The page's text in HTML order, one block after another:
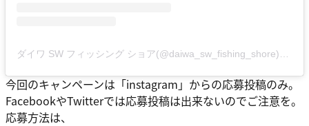
ダイワ SW フィッシング ショア(@daiwa_sw_fishing_shore)がシェアした投稿
今回のキャンペーンは「instagram」からの応募投稿のみ。
FacebookやTwitterでは応募投稿は出来ないのでご注意を。
応募方法は、